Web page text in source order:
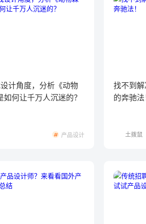
计角度，分析《动物
何让千万人沉迷的？
产品设计
找不到
的奔驰法
土拨鼠